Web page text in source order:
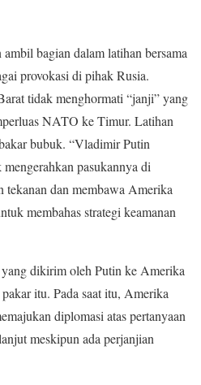
bagian dalam latihan bersama
provokasi di pihak Rusia.
tidak menghormati “janji” yang
NATO ke Timur. Latihan
bubuk. “Vladimir Putin
pasukannya di
tekanan dan membawa Amerika
membahas strategi keamanan
yang dikirim oleh Putin ke Amerika
itu. Pada saat itu, Amerika
diplomasi atas pertanyaan
meskipun ada perjanjian